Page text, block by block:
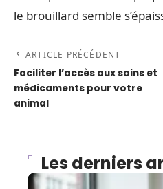
le brouillard semble
ARTICLE PRÉCÉDENT
Faciliter l’accès aux soins et
médicaments pour votre
animal
Les derniers